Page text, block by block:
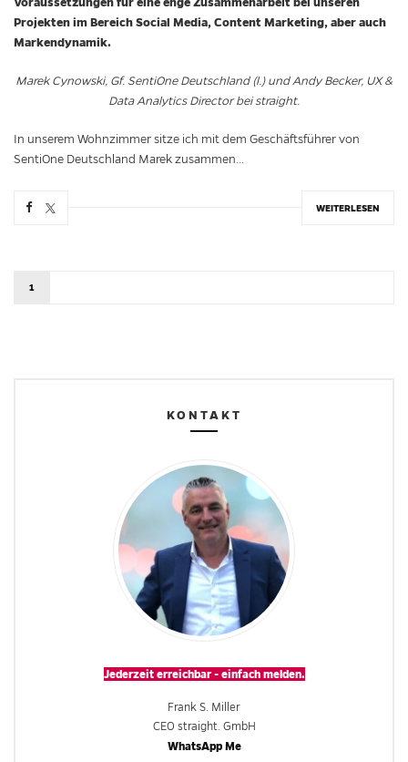
Projekten im Bereich Social Media, Content Marketing, aber auch
Markendynamik.
Marek Cynowski, Gf. SentiOne Deutschland (l.) und Andy Becker, UX &
Data Analytics Director bei straight.
In unserem Wohnzimmer sitze ich mit dem Geschäftsführer von
SentiOne Deutschland Marek zusammen...
WEITERLESEN
1
KONTAKT
Jederzeit erreichbar - einfach melden.
Frank S. Miller
CEO straight. GmbH
WhatsApp Me